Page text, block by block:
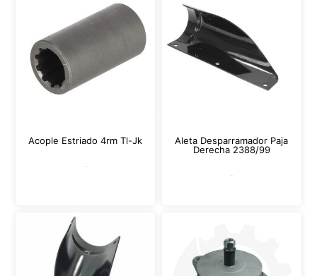
Acople Estriado 4rm Tl-Jk
Aleta Desparramador Paja
Derecha 2388/99